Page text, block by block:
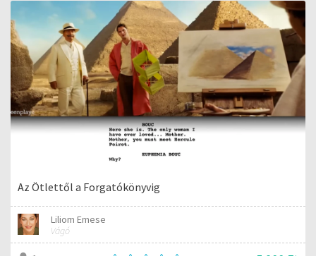
Az Ötlettől a Forgatókönyvig
Liliom Emese
Vágó